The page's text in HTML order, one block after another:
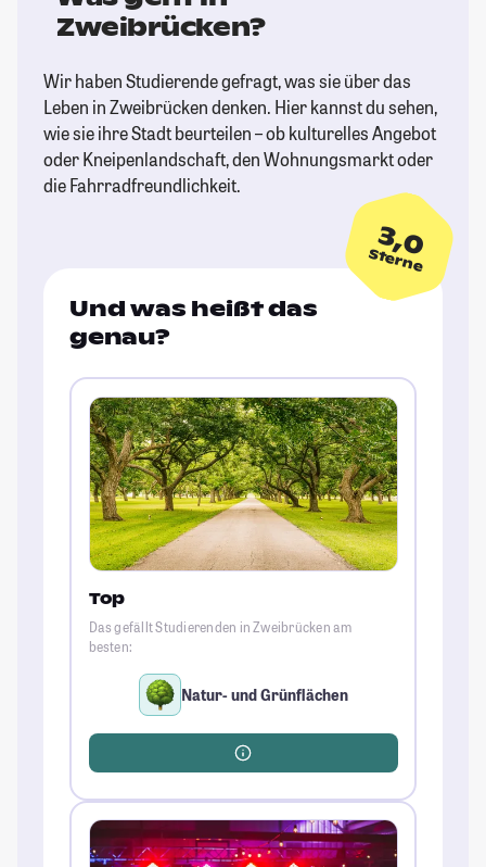
Zweibrücken?
Wir haben Studierende gefragt, was sie über das
Leben in Zweibrücken denken. Hier kannst du sehen,
wie sie ihre Stadt beurteilen – ob kulturelles Angebot
oder Kneipenlandschaft, den Wohnungsmarkt oder
die Fahrradfreundlichkeit.
3,0
Sterne
Und was heißt das
genau?
Top
Das gefällt Studierenden in Zweibrücken am
besten:
Natur- und Grünflächen